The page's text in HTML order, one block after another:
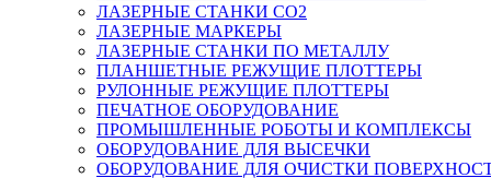
ЛАЗЕРНЫЕ СТАНКИ CO2
ЛАЗЕРНЫЕ МАРКЕРЫ
ЛАЗЕРНЫЕ СТАНКИ ПО МЕТАЛЛУ
ПЛАНШЕТНЫЕ РЕЖУЩИЕ ПЛОТТЕРЫ
РУЛОННЫЕ РЕЖУЩИЕ ПЛОТТЕРЫ
ПЕЧАТНОЕ ОБОРУДОВАНИЕ
ПРОМЫШЛЕННЫЕ РОБОТЫ И КОМПЛЕКСЫ
ОБОРУДОВАНИЕ ДЛЯ ВЫСЕЧКИ
ОБОРУДОВАНИЕ ДЛЯ ОЧИСТКИ